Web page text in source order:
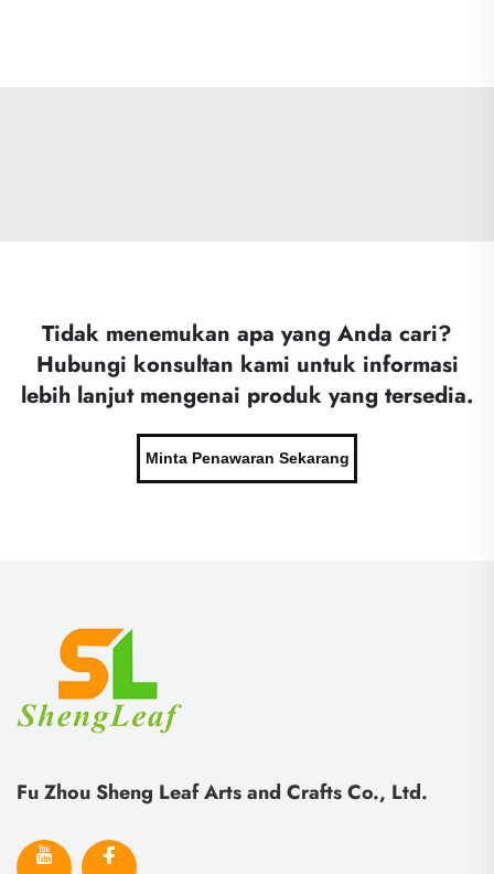
Tidak menemukan apa yang Anda cari?
Hubungi konsultan kami untuk informasi
lebih lanjut mengenai produk yang tersedia.
Minta Penawaran Sekarang
Fu Zhou Sheng Leaf Arts and Crafts Co., Ltd.